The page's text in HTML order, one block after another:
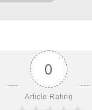
0
Article Rating